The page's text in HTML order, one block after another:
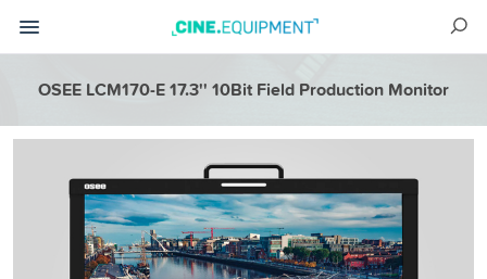
OSEE LCM170-E 17.3'' 10Bit Field Production Monitor